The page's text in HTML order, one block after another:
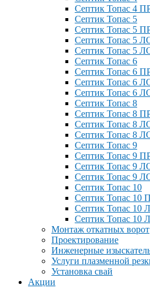
Септик Топас 4
Септик Топас 5
Септик Топас 5
Септик Топас 5
Септик Топас 5
Септик Топас 6
Септик Топас 6
Септик Топас 6
Септик Топас 6
Септик Топас 8
Септик Топас 8
Септик Топас 8
Септик Топас 8
Септик Топас 9
Септик Топас 9
Септик Топас 9
Септик Топас 9
Септик Топас 10
Септик Топас 10
Септик Топас 10
Септик Топас
Монтаж откатных ворот
Проектирование
Инженерные
Услуги плазменной
Установка свай
Акции